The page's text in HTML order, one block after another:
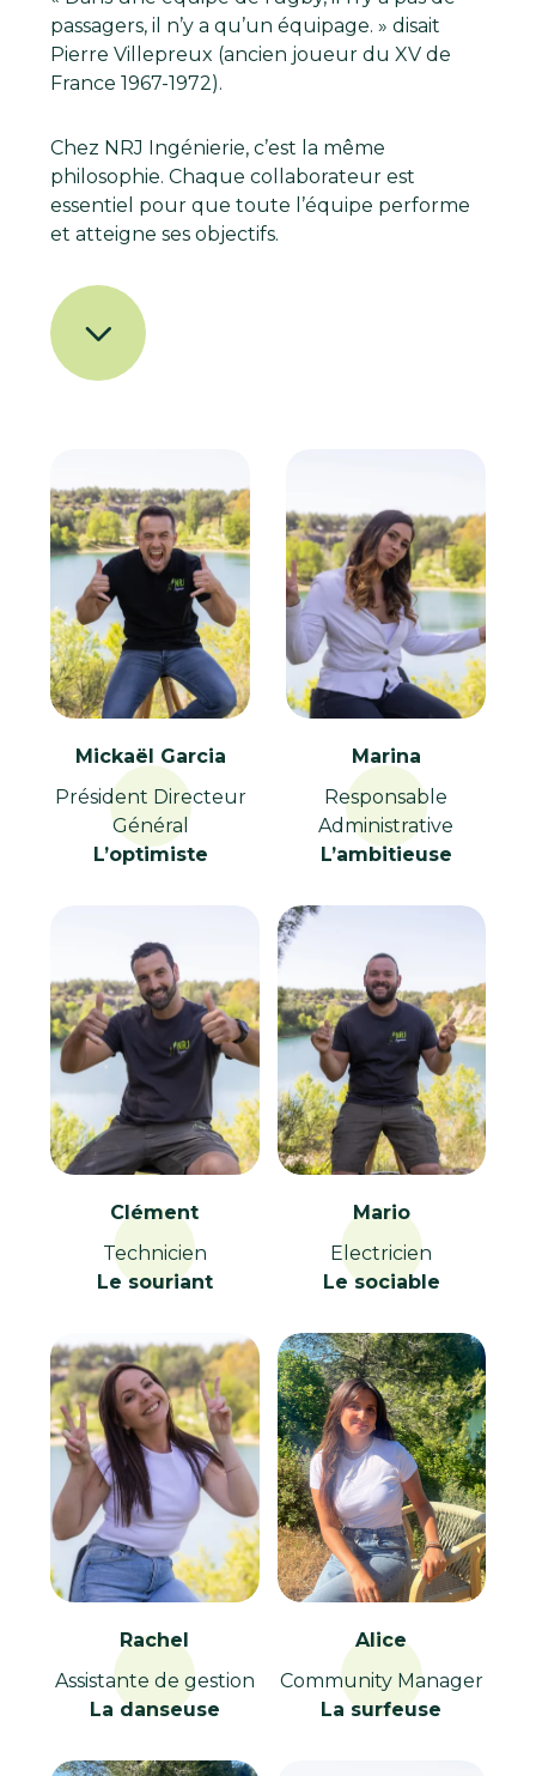
passagers, il n’y a qu’un équipage. » disait
Pierre Villepreux (ancien joueur du XV de
France 1967-1972).
Chez NRJ Ingénierie, c’est la même
philosophie. Chaque collaborateur est
essentiel pour que toute l’équipe performe
et atteigne ses objectifs.
Mickaël Garcia
Président Directeur
Général
L’optimiste
Marina
Responsable
Administrative
L’ambitieuse
Clément
Technicien
Le souriant
Mario
Electricien
Le sociable
Rachel
Assistante de gestion
La danseuse
Alice
Community Manager
La surfeuse